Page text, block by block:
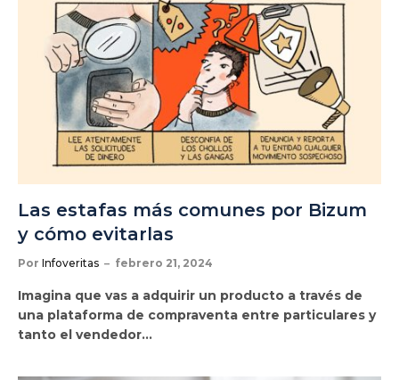
Las estafas más comunes por Bizum
y cómo evitarlas
Por Infoveritas febrero 21, 2024
Imagina que vas a adquirir un producto a través de
una plataforma de compraventa entre particulares y
tanto el vendedor…